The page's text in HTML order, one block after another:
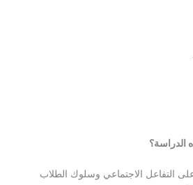
الدراسة؟
التفاعل الاجتماعي وسلوك الطلاب